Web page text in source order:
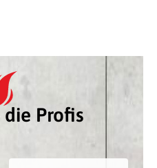
die Profis